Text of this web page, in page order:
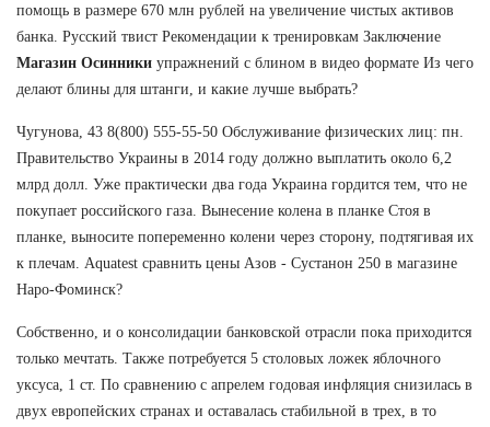
помощь в размере 670 млн рублей на увеличение чистых активов
банка. Русский твист Рекомендации к тренировкам Заключение
Магазин Осинники упражнений с блином в видео формате Из чего
делают блины для штанги, и какие лучше выбрать?
Чугунова, 43 8(800) 555-55-50 Обслуживание физических лиц: пн.
Правительство Украины в 2014 году должно выплатить около 6,2
млрд долл. Уже практически два года Украина гордится тем, что не
покупает российского газа. Вынесение колена в планке Стоя в
планке, выносите попеременно колени через сторону, подтягивая их
к плечам. Aquatest сравнить цены Азов - Сустанон 250 в магазине
Наро-Фоминск?
Собственно, и о консолидации банковской отрасли пока приходится
только мечтать. Также потребуется 5 столовых ложек яблочного
уксуса, 1 ст. По сравнению с апрелем годовая инфляция снизилась в
двух европейских странах и оставалась стабильной в трех, в то